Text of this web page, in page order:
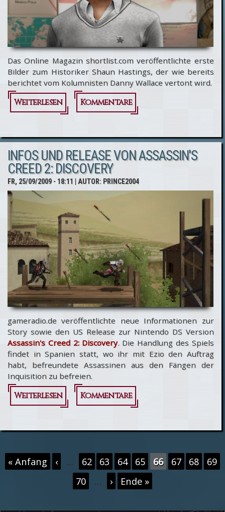
Das Online Magazin shortlist.com veröffentlichte erste
Bilder zum Historiker Shaun Hastings, der wie bereits
berichtet vom Kolumnisten Danny Wallace vertont wird.
Weiterlesen
über
Creed 2:
Der
Historiker
in
Bildern...
Kommentare
INFOS UND RELEASE VON ASSASSIN'S
CREED 2: DISCOVERY
FR, 25/09/2009 - 18:11 | AUTOR: PRINCE2004
gameradio.de veröffentlichte neue Informationen zur
Story sowie den US Release zur Nintendo DS Version
Assassin's Creed 2: Discovery. Die Handlung des Spiels
findet in Spanien statt, wo ihr mit Ezio den Auftrag
habt, befreundete Assassinen aus den Fängen der
Inquisition zu befreien.
Weiterlesen
über
Release
Assassin's
Creed 2:
Kommentare
Seiten
« Anfang ‹ … 62 63 64 65 66 67 68
69
70
… › Ende »